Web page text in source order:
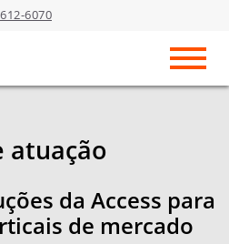
6070
atuação
da Access para
de mercado